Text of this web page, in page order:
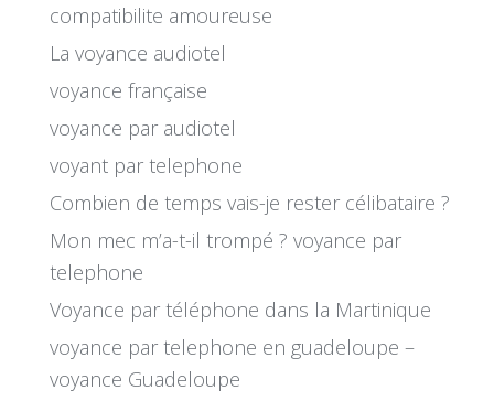
compatibilite amoureuse
La voyance audiotel
voyance française
voyance par audiotel
voyant par telephone
Combien de temps vais-je rester célibataire ?
Mon mec m’a-t-il trompé ? voyance par
telephone
Voyance par téléphone dans la Martinique
voyance par telephone en guadeloupe –
voyance Guadeloupe